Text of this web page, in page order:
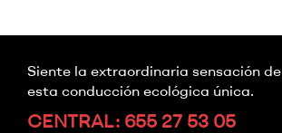
Siente la extraordinaria sensación de
esta conducción ecológica única.
CENTRAL: 655 27 53 05